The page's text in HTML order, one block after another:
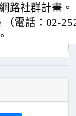
路社群計畫。
（電話：02-